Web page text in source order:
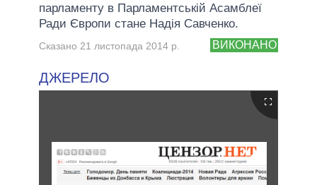
парламенту в Парламентській Асамблеї
Ради Європи стане Надія Савченко.
ВИКОНАНО
Сказано 21 листопада 2014 р.
ДЖЕРЕЛО